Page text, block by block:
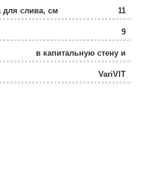
для слива, см 11
9
в капитальную стену и
пол
VariVIT